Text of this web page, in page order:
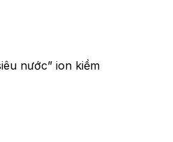
nước” ion kiềm